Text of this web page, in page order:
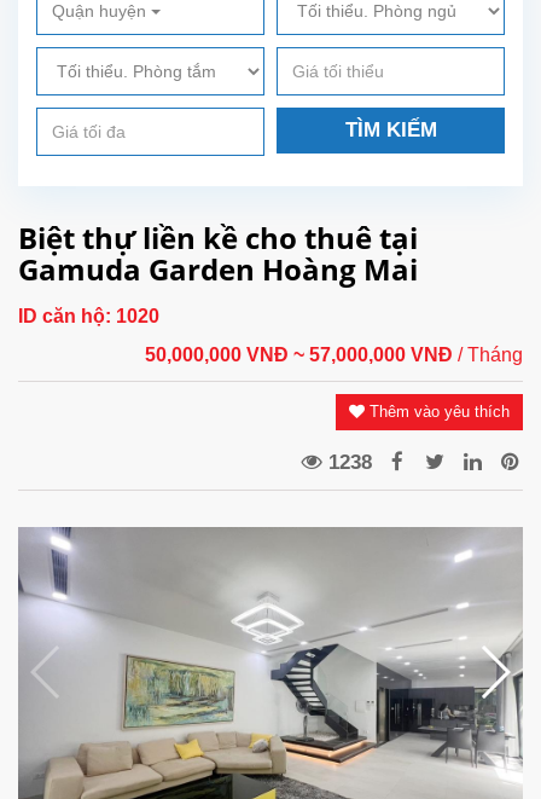
Quận huyện
TÌM KIẾM
Biệt thự liền kề cho thuê tại
Gamuda Garden Hoàng Mai
ID căn hộ: 1020
50,000,000 VNĐ ~ 57,000,000 VNĐ / Tháng
Thêm vào yêu thích
1238